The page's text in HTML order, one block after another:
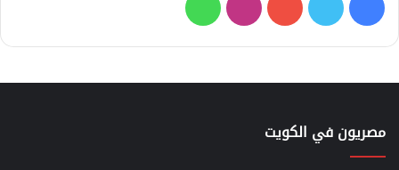
فيسبوك
تويتر يوتيوبانستقرامواتساب
مصريون في الكويت